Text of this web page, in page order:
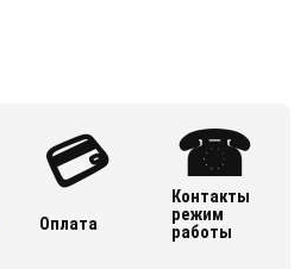
💳
Оплата
☎
Контакты
режим
работы